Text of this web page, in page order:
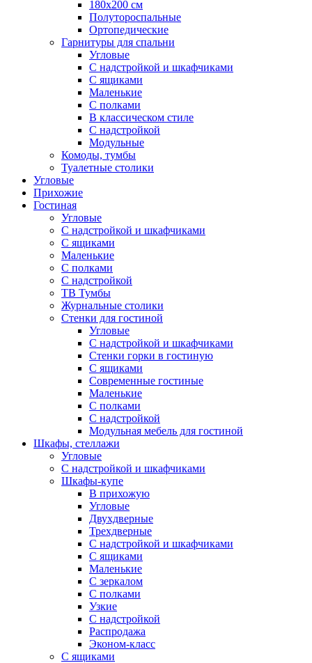
180х200 см
Полутороспальные
Ортопедические
Гарнитуры для спальни
Угловые
С надстройкой и шкафчиками
С ящиками
Маленькие
С полками
В классическом стиле
С надстройкой
Модульные
Комоды, тумбы
Туалетные столики
Угловые
Прихожие
Гостиная
Угловые
С надстройкой и шкафчиками
С ящиками
Маленькие
С полками
С надстройкой
ТВ Тумбы
Журнальные столики
Стенки для гостиной
Угловые
С надстройкой и шкафчиками
Стенки горки в гостиную
С ящиками
Современные гостиные
Маленькие
С полками
С надстройкой
Модульная мебель для гостиной
Шкафы, стеллажи
Угловые
С надстройкой и шкафчиками
Шкафы-купе
В прихожую
Угловые
Двухдверные
Трехдверные
С надстройкой и шкафчиками
С ящиками
Маленькие
С зеркалом
С полками
Узкие
С надстройкой
Распродажа
Эконом-класс
С ящиками